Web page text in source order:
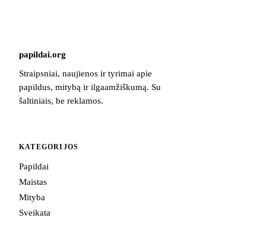
papildai.org
Straipsniai, naujienos ir tyrimai apie
papildus, mitybą ir ilgaamžiškumą. Su
šaltiniais, be reklamos.
KATEGORIJOS
Papildai
Maistas
Mityba
Sveikata